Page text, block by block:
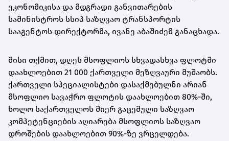
ეკონომიკისა და მდგრადი განვითარების
სამინისტროს სსიპ საზღვაო ტრანსპორტის
სააგენტოს დირექტორმა, ივანე აბაშიძემ განაცხადა.
მისი თქმით, დღეს მსოფლიოს სხვადასხვა ფლოტში
დაახლოებით 21 000 ქართველი მეზღვაური მუშაობს.
ქართველი სპეციალისტები დასაქმებულნი არიან
მსოფლიო სავაჭრო ფლოტის დაახლოებით 80%-ში,
ხოლო საქართველოს მიერ გაცემული საზღვაო
კომპეტენციების აღიარება მსოფლიოს საზღვაო
დროშების დაახლოებით 90%-ზე ვრცელდება.